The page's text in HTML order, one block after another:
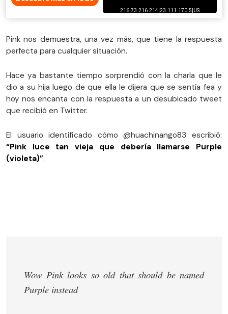
Pink nos demuestra, una vez más, que tiene la respuesta
perfecta para cualquier situación.
Hace ya bastante tiempo sorprendió con la charla que le
dio a su hija luego de que ella le dijera que se sentía fea y
hoy nos encanta con la respuesta a un desubicado tweet
que recibió en Twitter.
El usuario identificado cómo @huachinango83 escribió:
“Pink luce tan vieja que debería llamarse Purple
(violeta)”.
Wow Pink looks so old that should be named
Purple instead